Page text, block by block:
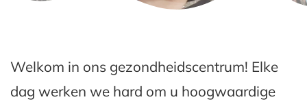
Welkom in ons gezondheidscentrum! Elke
dag werken we hard om u hoogwaardige